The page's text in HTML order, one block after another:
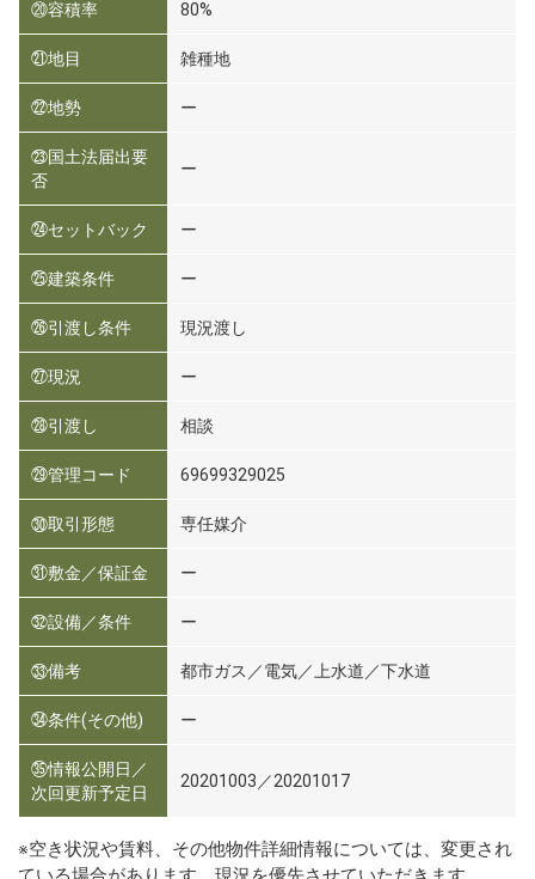
⑳容積率 80%
㉑地目 雑種地
㉒地勢 ー
㉓国土法届出要
否
ー
㉔セットバック ー
㉕建築条件 ー
㉖引渡し条件 現況渡し
㉗現況 ー
㉘引渡し 相談
㉙管理コード 69699329025
㉚取引形態 専任媒介
㉛敷金／保証金 ー
㉜設備／条件 ー
㉝備考 都市ガス／電気／上水道／下水道
㉞条件(その他) ー
㉟情報公開日／
次回更新予定日
20201003／20201017
※空き状況や賃料、その他物件詳細情報については、変更され